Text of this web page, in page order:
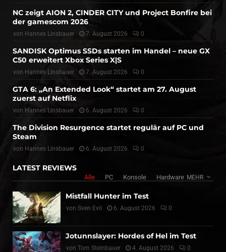
NC zeigt AION 2, CINDER CITY und Project Bonfire bei
der gamescom 2026
von Hannes Linsbauer 7. August 2026 0
SANDISK Optimus SSDs starten im Handel – neue GX
C50 erweitert Xbox Series X|S
von Hannes Linsbauer 7. August 2026 0
GTA 6: „An Extended Look“ startet am 27. August
zuerst auf Netflix
von Hannes Linsbauer 6. August 2026 0
The Division Resurgence startet regulär auf PC und
Steam
von Hannes Linsbauer 6. August 2026 0
LATEST REVIEWS
Alle PC Konsole Hardware MEHR
Mistfall Hunter im Test
von Sven Evil 6. August 2026 0
Jotunnslayer: Hordes of Hel im Test
von Tom Steinbauer 4. August 2026 0